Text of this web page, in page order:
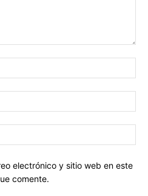
electrónico y sitio web en este
comente.